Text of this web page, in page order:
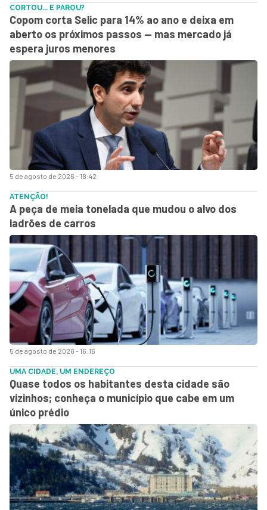
5 de agosto de 2026 - 18:42
CORTOU... E PAROU?
Copom corta Selic para 14% ao ano e deixa em
aberto os próximos passos — mas mercado já
espera juros menores
5 de agosto de 2026 - 16:16
ATENÇÃO!
A peça de meia tonelada que mudou o alvo dos
ladrões de carros
UMA CIDADE, UM ENDEREÇO
Quase todos os habitantes desta cidade são
vizinhos; conheça o município que cabe em um
único prédio